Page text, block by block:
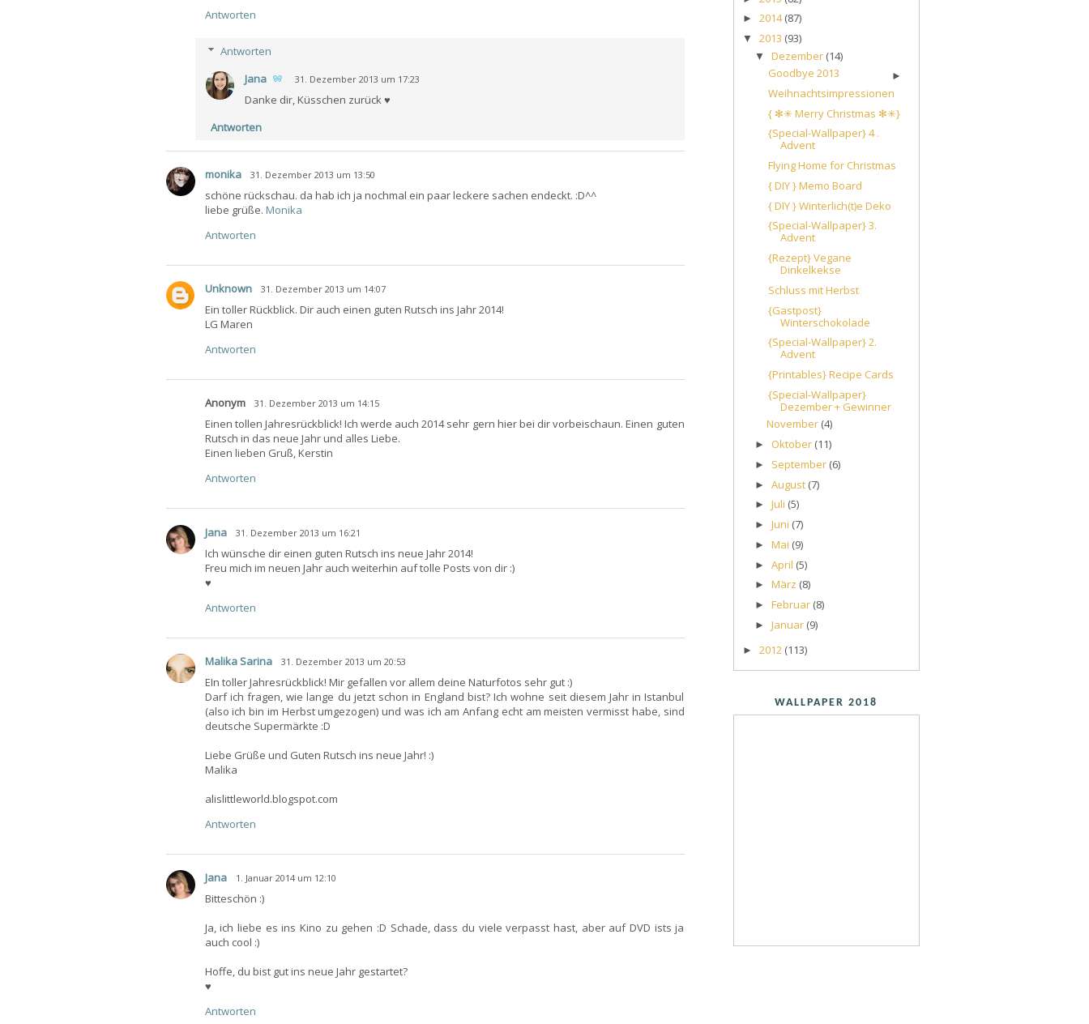
Antworten
Antworten
Jana
31. Dezember 2013 um 17:23
Danke dir, Küsschen zurück ♥
Antworten
monika 31. Dezember 2013 um 13:50
schöne rückschau. da hab ich ja nochmal ein paar leckere sachen endeckt. :D^^
liebe grüße. Monika
Antworten
Unknown 31. Dezember 2013 um 14:07
Ein toller Rückblick. Dir auch einen guten Rutsch ins Jahr 2014!
LG Maren
Antworten
Anonym 31. Dezember 2013 um 14:15
Einen tollen Jahresrückblick! Ich werde auch 2014 sehr gern hier bei dir vorbeischaun. Einen guten
Rutsch in das neue Jahr und alles Liebe.
Einen lieben Gruß, Kerstin
Antworten
Jana 31. Dezember 2013 um 16:21
Ich wünsche dir einen guten Rutsch ins neue Jahr 2014!
Freu mich im neuen Jahr auch weiterhin auf tolle Posts von dir :)
♥
Antworten
Malika Sarina 31. Dezember 2013 um 20:53
EIn toller Jahresrückblick! Mir gefallen vor allem deine Naturfotos sehr gut :)
Darf ich fragen, wie lange du jetzt schon in England bist? Ich wohne seit diesem Jahr in Istanbul
(also ich bin im Herbst umgezogen) und was ich am Anfang echt am meisten vermisst habe, sind
deutsche Supermärkte :D
Liebe Grüße und Guten Rutsch ins neue Jahr! :)
Malika
alislittleworld.blogspot.com
Antworten
Jana 1. Januar 2014 um 12:10
Bitteschön :)
Ja, ich liebe es ins Kino zu gehen :D Schade, dass du viele verpasst hast, aber auf DVD ists ja
auch cool :)
Hoffe, du bist gut ins neue Jahr gestartet?
♥
Antworten
► 2014(87)
▼ 2013 (93)
▼Dezember (14)
Goodbye 2013
Weihnachtsimpressionen
{ ✻✳ Merry Christmas ✻✳}
{Special-Wallpaper} 4 .
Advent
Flying Home for Christmas
{ DIY } Memo Board
{ DIY } Winterlich(t)e Deko
{Special-Wallpaper} 3.
Advent
{Rezept} Vegane
Dinkelkekse
Schluss mit Herbst
{Gastpost}
Winterschokolade
{Special-Wallpaper} 2.
Advent
{Printables} Recipe Cards
{Special-Wallpaper}
Dezember + Gewinner
►
November (4)
► Oktober (11)
► September (6)
►August (7)
►Juli (5)
►Juni (7)
►Mai (9)
►April (5)
►März (8)
►Februar (8)
►Januar (9)
► 2012 (113)
WALLPAPER 2018